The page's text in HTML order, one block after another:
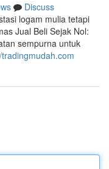
Discuss
logam mulia tetapi
Jual Beli Sejak Nol:
sempurna untuk